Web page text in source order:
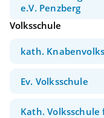
e.V. Penzberg
Volksschule
kath.
Ev. Volksschule
Kath. Volksschule